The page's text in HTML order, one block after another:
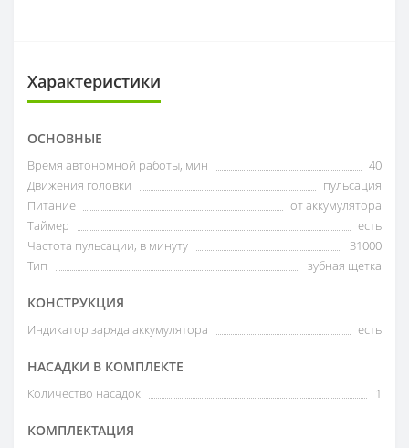
Характеристики
ОСНОВНЫЕ
Время автономной работы, мин
40
Движения головки
пульсация
Питание
от аккумулятора
Таймер
есть
Частота пульсации, в минуту
31000
Тип
зубная щетка
КОНСТРУКЦИЯ
Индикатор заряда аккумулятора есть
НАСАДКИ В КОМПЛЕКТЕ
Количество насадок 1
КОМПЛЕКТАЦИЯ